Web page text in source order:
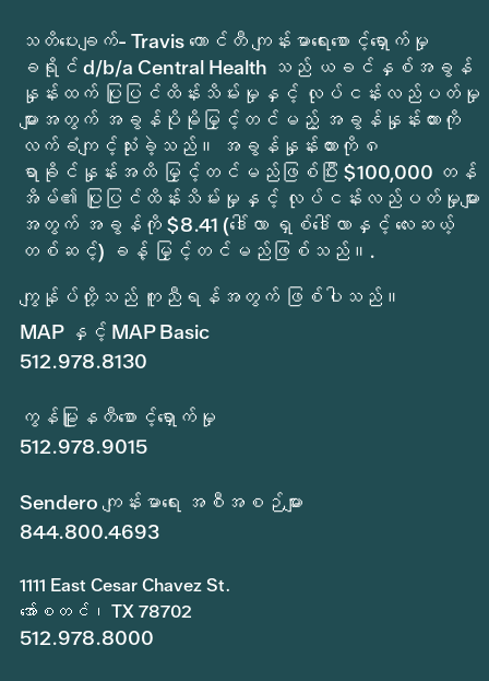
သတိပေးချက်- Travis ကောင်တီ ကျန်းမာရေးစောင့်ရှောက်မှု
ခရိုင် d/b/a Central Health သည် ယခင်နှစ်အခွန်
နှုန်းထက် ပြုပြင်ထိန်းသိမ်းမှုနှင့် လုပ်ငန်းလည်ပတ်မှု
များအတွက် အခွန်ပိုမိုမြှင့်တင်မည့် အခွန်နှုန်းထားကို
လက်ခံကျင့်သုံးခဲ့သည်။ အခွန်နှုန်းထားကို ၈
ရာခိုင်နှုန်းအထိ မြှင့်တင်မည်ဖြစ်ပြီး $100,000 တန်
အိမ်၏ ပြုပြင်ထိန်းသိမ်းမှုနှင့် လုပ်ငန်းလည်ပတ်မှုများ
အတွက် အခွန်ကို $8.41 (ဒေါ်လာ ရှစ်ဒေါ်လာနှင့် လေးဆယ့်
တစ်ဆင့်) ခန့် မြှင့်တင်မည်ဖြစ်သည်။.
ကျွန်ုပ်တို့သည် ကူညီရန်အတွက် ဖြစ်ပါသည်။
MAP နှင့် MAP Basic
512.978.8130
ကွန်မြူနတီစောင့်ရှောက်မှု
512.978.9015
Sendero ကျန်းမာရေး အစီအစဉ်များ
844.800.4693
1111 East Cesar Chavez St.
အော်စတင်၊ TX 78702
512.978.8000